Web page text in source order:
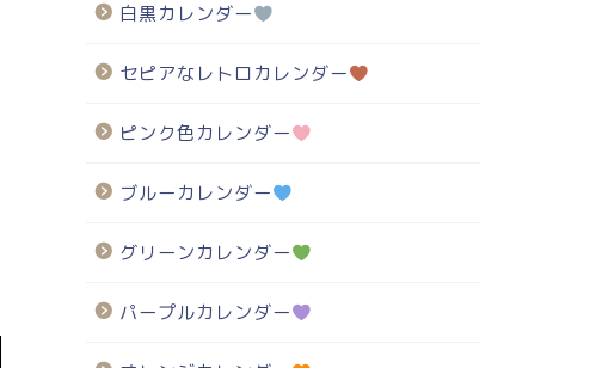
白黒カレンダー
セピアなレトロカレンダー
ピンク色カレンダー
ブルーカレンダー
グリーンカレンダー
パープルカレンダー